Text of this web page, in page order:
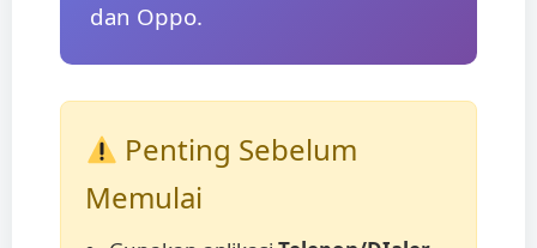
dan Oppo.
Penting Sebelum
Memulai